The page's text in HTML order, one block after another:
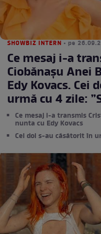
SHOWBIZ INTERN • pe
Ce mesaj i-a
Ciobănașu Anei
Edy Kovacs. Cei
urmă cu 4 zile:
Ce mesaj i-a transmis
nunta cu Edy Kovacs
Cei doi s-au căsătorit în